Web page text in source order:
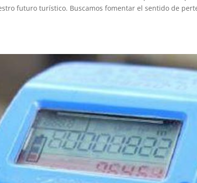
futuro turístico. Buscamos fomentar el sentido de